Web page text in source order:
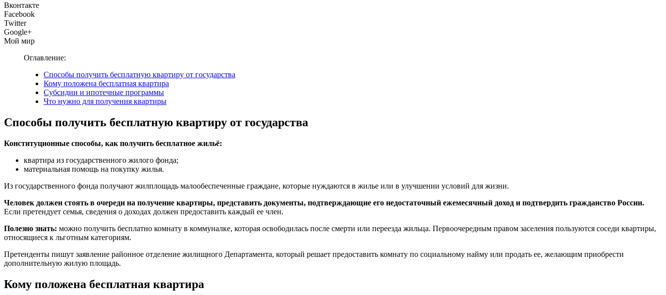
Вконтакте
Facebook
Twitter
Google+
Мой мир
Оглавление:
Способы получить бесплатную квартиру от государства
Кому положена бесплатная квартира
Субсидии и ипотечные программы
Что нужно для получения квартиры
Способы получить бесплатную квартиру от государства
Конституционные способы, как получить бесплатное жильё:
квартира из государственного жилого фонда;
материальная помощь на покупку жилья.
Из государственного фонда получают жилплощадь малообеспеченные граждане, которые нуждаются в жилье или в улучшении условий для жизни.
Человек должен стоять в очереди на получение квартиры, представить документы, подтверждающие его недостаточный ежемесячный доход и подтвердить гражданство России.
Если претендует семья, сведения о доходах должен предоставить каждый ее член.
Полезно знать: можно получить бесплатно комнату в коммуналке, которая освободилась после смерти или переезда жильца. Первоочередным правом заселения пользуются соседи квартиры,
относящиеся к льготным категориям.
Претенденты пишут заявление районное отделение жилищного Департамента, который решает предоставить комнату по социальному найму или продать ее, желающим приобрести
дополнительную жилую площадь.
Кому положена бесплатная квартира